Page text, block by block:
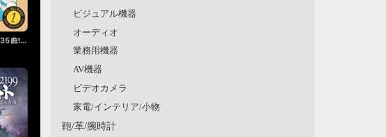
ビジュアル機器
オーディオ
業務用機器
AV機器
ビデオカメラ
家電/インテリア/小物
鞄/革/腕時計